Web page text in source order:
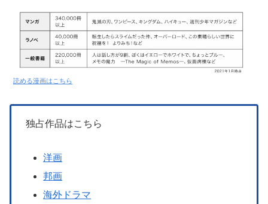
読める漫画はこちら
独占作品はこちら
洋画
邦画
海外ドラマ